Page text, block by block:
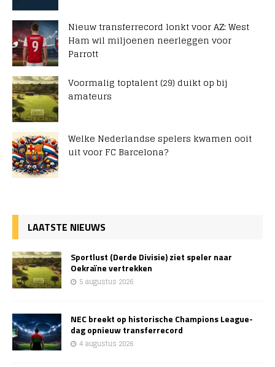
Nieuw transferrecord lonkt voor AZ: West
Ham wil miljoenen neerleggen voor
Parrott
Voormalig toptalent (29) duikt op bij
amateurs
Welke Nederlandse spelers kwamen ooit
uit voor FC Barcelona?
LAATSTE NIEUWS
Sportlust (Derde Divisie) ziet speler naar
Oekraïne vertrekken
5 augustus 2026
NEC breekt op historische Champions League-
dag opnieuw transferrecord
4 augustus 2026